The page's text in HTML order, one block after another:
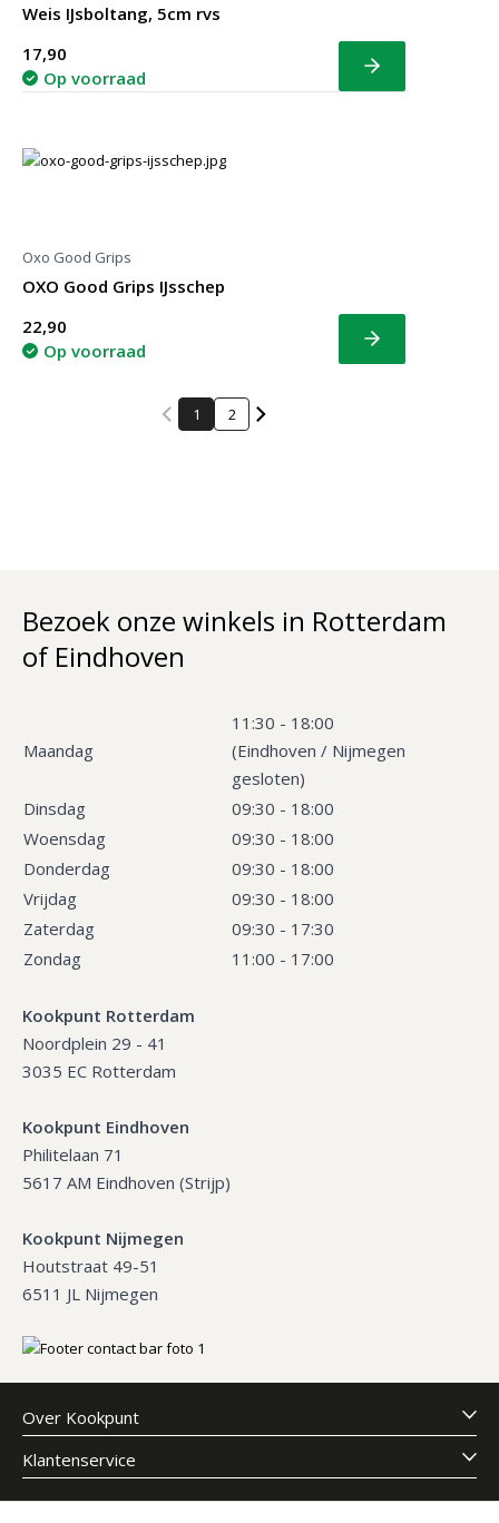
Weis IJsboltang, 5cm rvs
17,90
Op voorraad
Bekijk
Oxo Good Grips
OXO Good Grips IJsschep
22,90
Op voorraad
Bekijk
1 2
Bezoek onze winkels in Rotterdam
of Eindhoven
Maandag
11:30 - 18:00
(Eindhoven / Nijmegen
gesloten)
Dinsdag
09:30 - 18:00
Woensdag
09:30 - 18:00
Donderdag
09:30 - 18:00
Vrijdag
09:30 - 18:00
Zaterdag
09:30 - 17:30
Zondag
11:00 - 17:00
Kookpunt Rotterdam
Noordplein 29 - 41
3035 EC Rotterdam
Kookpunt Eindhoven
Philitelaan 71
5617 AM Eindhoven (Strijp)
Kookpunt Nijmegen
Houtstraat 49-51
6511 JL Nijmegen
Over Kookpunt
Klantenservice